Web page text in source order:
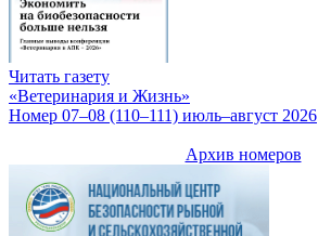
Читать газету
«Ветеринария и Жизнь»
Номер 07–08 (110–111) июль–август 2026
Архив номеров